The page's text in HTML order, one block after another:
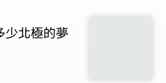
少北極的夢